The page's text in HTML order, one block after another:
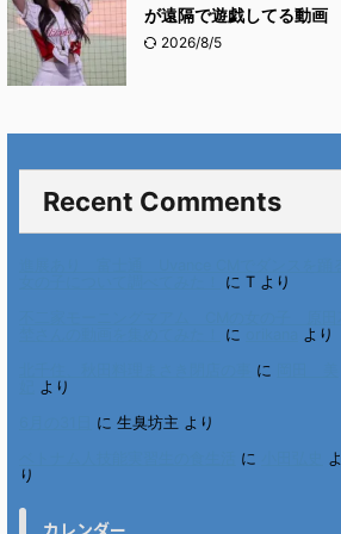
が遠隔で遊戯してる動画
2026/8/5
Recent Comments
に T より
に
より
に
より
に 生臭坊主 より
に
よ
り
カレンダー